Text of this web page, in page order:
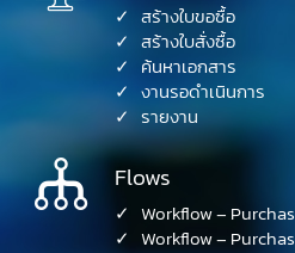
✓ สร้างใบขอซื้อ
✓ สร้างใบสั่งซื้อ
✓ ค้นหาเอกสาร
✓ งานรอดำเนินการ
✓ รายงาน
Flows
✓ Workflow –
✓ Workflow –